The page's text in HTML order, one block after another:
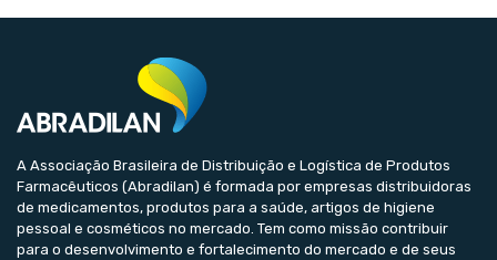
A Associação Brasileira de Distribuição e Logística de Produtos
Farmacêuticos (Abradilan) é formada por empresas distribuidoras
de medicamentos, produtos para a saúde, artigos de higiene
pessoal e cosméticos no mercado. Tem como missão contribuir
para o desenvolvimento e fortalecimento do mercado e de seus